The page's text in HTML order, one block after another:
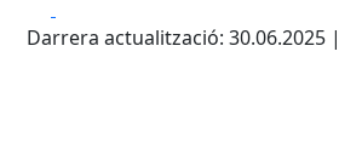
Darrera actualització: 30.06.2025